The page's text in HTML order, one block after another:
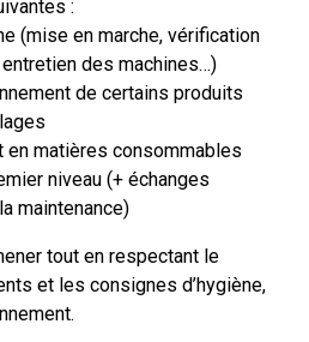
:
(mise en marche, vérification
des machines…)
de certains produits
en matières consommables
niveau (+ échanges
maintenance)
tout en respectant le
et les consignes d’hygiène,